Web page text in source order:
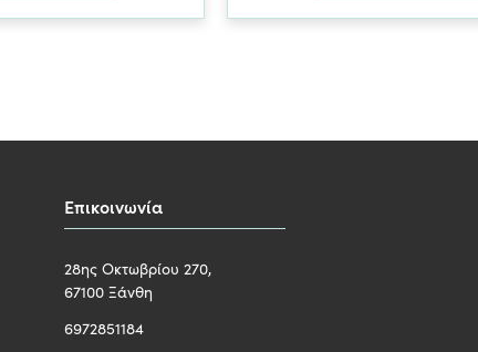
Επικοινωνία
28ης Οκτωβρίου 270,
67100 Ξάνθη
6972851184